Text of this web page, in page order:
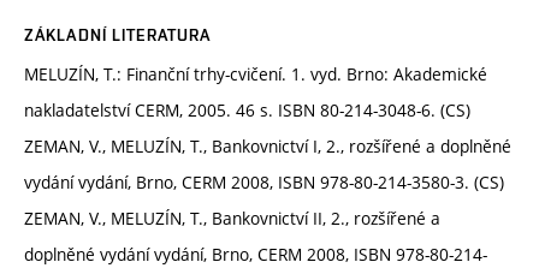
ZÁKLADNÍ LITERATURA
MELUZÍN, T.: Finanční trhy-cvičení. 1. vyd. Brno: Akademické
nakladatelství CERM, 2005. 46 s. ISBN 80-214-3048-6. (CS)
ZEMAN, V., MELUZÍN, T., Bankovnictví I, 2., rozšířené a doplněné
vydání vydání, Brno, CERM 2008, ISBN 978-80-214-3580-3. (CS)
ZEMAN, V., MELUZÍN, T., Bankovnictví II, 2., rozšířené a
doplněné vydání vydání, Brno, CERM 2008, ISBN 978-80-214-